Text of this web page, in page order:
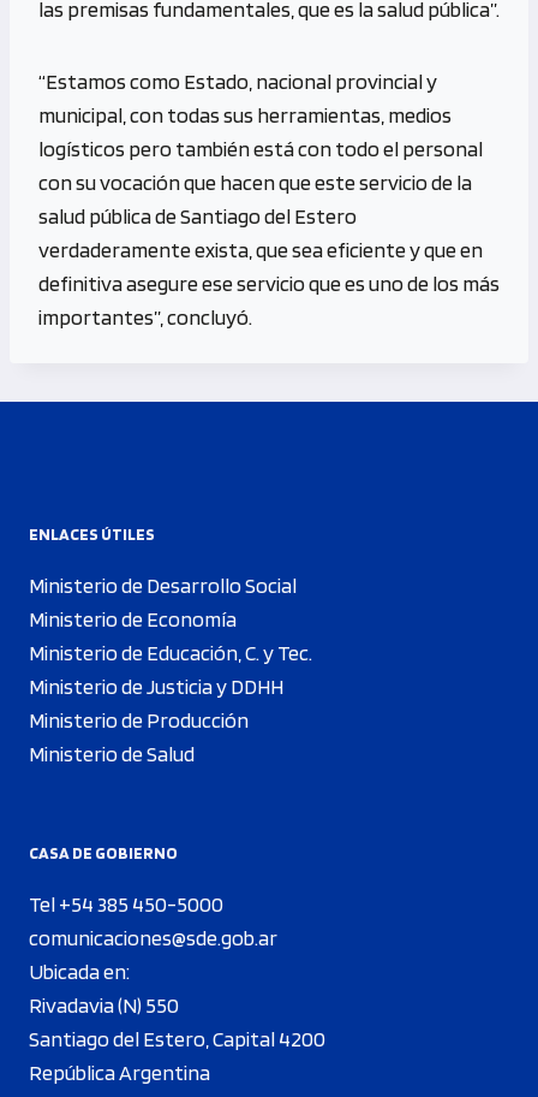
las premisas fundamentales, que es la salud pública”.
“Estamos como Estado, nacional provincial y
municipal, con todas sus herramientas, medios
logísticos pero también está con todo el personal
con su vocación que hacen que este servicio de la
salud pública de Santiago del Estero
verdaderamente exista, que sea eficiente y que en
definitiva asegure ese servicio que es uno de los más
importantes”, concluyó.
ENLACES ÚTILES
Ministerio de Desarrollo Social
Ministerio de Economía
Ministerio de Educación, C. y Tec.
Ministerio de Justicia y DDHH
Ministerio de Producción
Ministerio de Salud
CASA DE GOBIERNO
Tel +54 385 450-5000
comunicaciones@sde.gob.ar
Ubicada en:
Rivadavia (N) 550
Santiago del Estero, Capital 4200
República Argentina